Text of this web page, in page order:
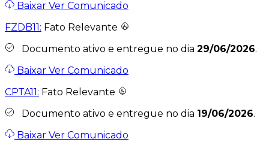
Baixar Ver Comunicado
FZDB11: Fato Relevante
Documento ativo e entregue no dia 29/06/2026.
Baixar Ver Comunicado
CPTA11: Fato Relevante
Documento ativo e entregue no dia 19/06/2026.
Baixar Ver Comunicado